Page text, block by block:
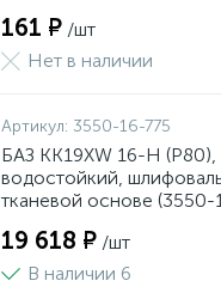
161 ₽ /шт
Нет в наличии
Артикул: 3550-16-775
БАЗ KK19XW 16-H
водостойкий,
тканевой основе (3550-
19 618 ₽ /шт
В наличии 6